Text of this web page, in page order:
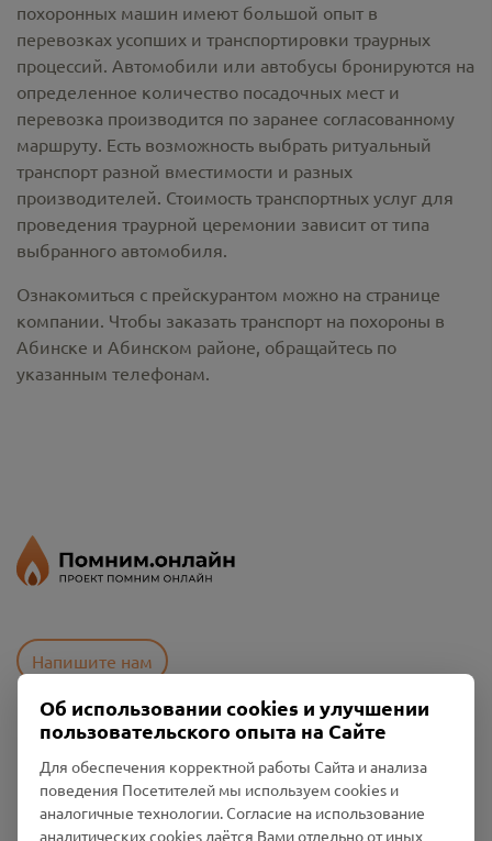
похоронных машин имеют большой опыт в
перевозках усопших и транспортировки траурных
процессий. Автомобили или автобусы бронируются на
определенное количество посадочных мест и
перевозка производится по заранее согласованному
маршруту. Есть возможность выбрать ритуальный
транспорт разной вместимости и разных
производителей. Стоимость транспортных услуг для
проведения траурной церемонии зависит от типа
выбранного автомобиля.
Ознакомиться с прейскурантом можно на странице
компании. Чтобы заказать транспорт на похороны в
Абинске и Абинском районе, обращайтесь по
указанным телефонам.
Напишите нам
Политика конфиденциальности
Промо-материалы
Об использовании cookies и улучшении
пользовательского опыта на Сайте
Для обеспечения корректной работы Сайта и анализа
поведения Посетителей мы используем cookies и
аналогичные технологии. Согласие на использование
аналитических cookies даётся Вами отдельно от иных